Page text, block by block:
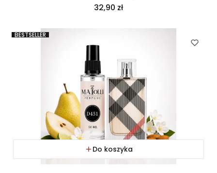
Cena
32,90 zł
BESTSELLER
Do koszyka